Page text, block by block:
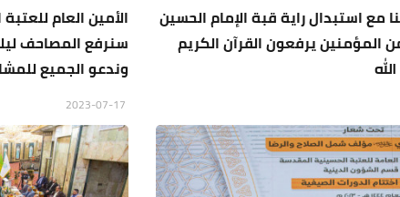
مع استبدال راية قبة الإمام الحسين
المؤمنين يرفعون القرآن الكريم
الأمين العام
سنرفع المصاحف
وندعو الجميع